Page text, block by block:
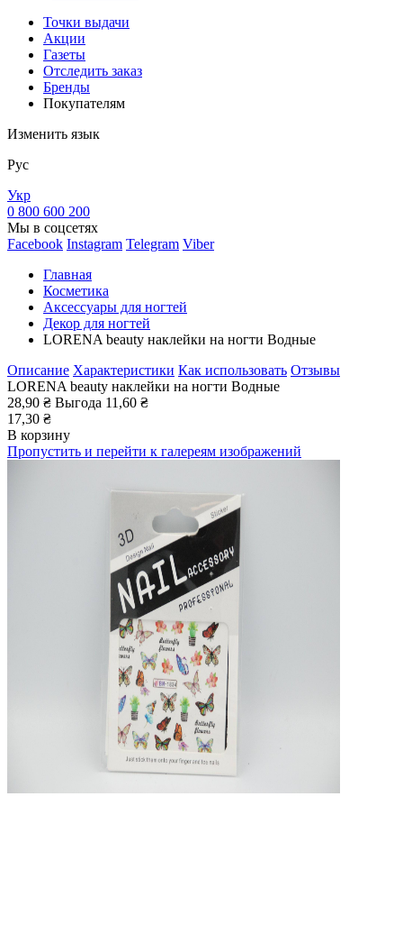
Точки выдачи
Акции
Газеты
Отследить заказ
Бренды
Покупателям
Изменить язык
Рус
Укр
0 800 600 200
Мы в соцсетях
Facebook Instagram Telegram Viber
Главная
Косметика
Аксессуары для ногтей
Декор для ногтей
LORENA beauty наклейки на ногти Водные
Описание Характеристики Как использовать Отзывы
LORENA beauty наклейки на ногти Водные
28,90 ₴ Выгода 11,60 ₴
17,30 ₴
В корзину
Пропустить и перейти к галереям изображений